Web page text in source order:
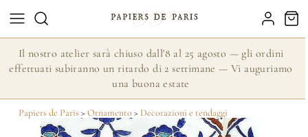
Il nostro atelier sarà chiuso dall'8 al 25 agosto — gli ordini
effettuati subiranno un ritardo di 2 settimane — Vi auguriamo
una buona estate
Papiers de Paris >Ornamento> Decorazioni e tendaggi